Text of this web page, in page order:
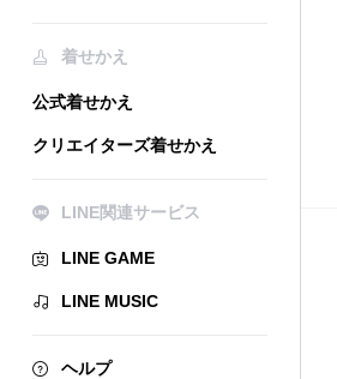
着せかえ
公式着せかえ
クリエイターズ着せかえ
LINE関連サービス
LINE GAME
LINE MUSIC
ヘルプ